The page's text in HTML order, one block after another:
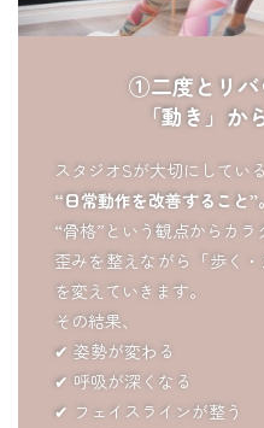
①二度とリバ
「動き」か
スタジオSが大切にしている
“日常動作を改善すること”。
“骨格”という観点からカラ
歪みを整えながら「歩く
を変えていきます。
その結果、
✔ 姿勢が変わる
✔ 呼吸が深くなる
✔ フェイスラインが整う